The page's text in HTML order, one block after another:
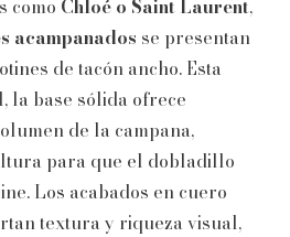
como Chloé o Saint Laurent,
acampanados se presentan
de tacón ancho. Esta
la base sólida ofrece
de la campana,
para que el dobladillo
Los acabados en cuero
textura y riqueza visual,